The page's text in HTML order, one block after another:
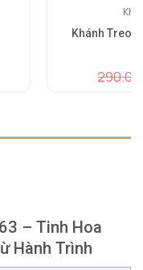
Khánh Treo
– Tinh Hoa
Hành Trình